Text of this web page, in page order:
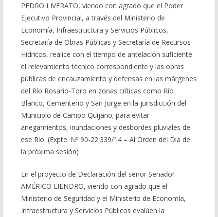
PEDRO LIVERATO, viendo con agrado que el Poder
Ejecutivo Provincial, a través del Ministerio de
Economía, Infraestructura y Servicios Públicos,
Secretaría de Obras Públicas y Secretaría de Recursos
Hídricos, realice con el tiempo de antelación suficiente
el relevamiento técnico correspondiente y las obras
públicas de encauzamiento y defensas en las márgenes
del Río Rosario-Toro en zonas críticas como Río
Blanco, Cementerio y San Jorge en la jurisdicción del
Municipio de Campo Quijano; para evitar
anegamientos, inundaciones y desbordes pluviales de
ese Río. (Expte. Nº 90-22.339/14 – Al Orden del Día de
la próxima sesión)
En el proyecto de Declaración del señor Senador
AMÉRICO LIENDRO, viendo con agrado que el
Ministerio de Seguridad y el Ministerio de Economía,
Infraestructura y Servicios Públicos evalúen la